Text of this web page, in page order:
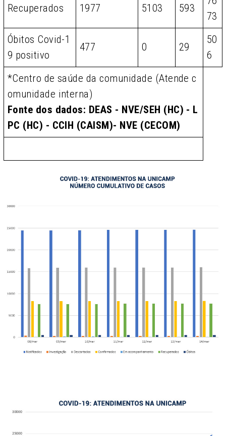
Recuperados 1977 5103 593
73
Óbitos Covid-1
9 positivo
477 0 29
50
6
*Centro de saúde da comunidade (Atende c
omunidade interna)
Fonte dos dados: DEAS - NVE/SEH (HC) - L
PC (HC) - CCIH (CAISM)- NVE (CECOM)